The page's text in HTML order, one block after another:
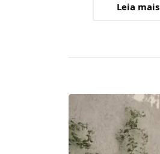
Leia mais